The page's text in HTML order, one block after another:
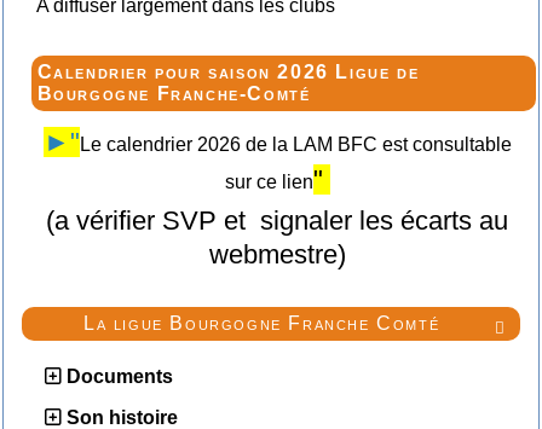

La ligue Bourgogne Franche Comté
Documents
Son histoire
A diffuser largement dans les clubs
Calendrier pour saison 2026 Ligue de
Bourgogne Franche-Comté
►" Le calendrier 2026 de la LAM BFC est consultable
sur ce lien"
(a vérifier SVP et signaler les écarts au
webmestre)